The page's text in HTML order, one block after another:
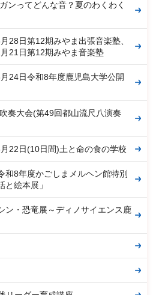
ンってどんな音？夏のわくわく
28日第12期みやま出張音楽塾、
21日第12期みやま音楽塾
24日令和8年度鹿児島大学公開
奏大会(第49回都山流尺八演奏
22日(10日間)土と命の食の学校
和8年度かごしまメルヘン館特別
絵本展」
ン・恐竜展～ディノサイエンス鹿